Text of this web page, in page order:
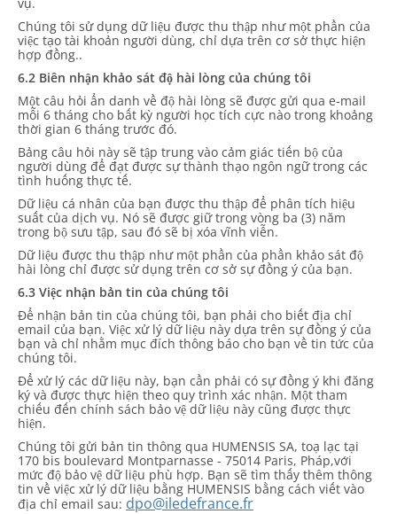
Chúng tôi sử dụng dữ liệu được thu thập như một phần của
việc tạo tài khoản người dùng, chỉ dựa trên cơ sở thực hiện
hợp đồng..
6.2 Biên nhận khảo sát độ hài lòng của chúng tôi
Một câu hỏi ẩn danh về độ hài lòng sẽ được gửi qua e-mail
mỗi 6 tháng cho bất kỳ người học tích cực nào trong khoảng
thời gian 6 tháng trước đó.
Bảng câu hỏi này sẽ tập trung vào cảm giác tiến bộ của
người dùng để đạt được sự thành thạo ngôn ngữ trong các
tình huống thực tế.
Dữ liệu cá nhân của bạn được thu thập để phân tích hiệu
suất của dịch vụ. Nó sẽ được giữ trong vòng ba (3) năm
trong bộ sưu tập, sau đó sẽ bị xóa vĩnh viễn.
Dữ liệu được thu thập như một phần của phần khảo sát độ
hài lòng chỉ được sử dụng trên cơ sở sự đồng ý của bạn.
6.3 Việc nhận bản tin của chúng tôi
Để nhận bản tin của chúng tôi, bạn phải cho biết địa chỉ
email của bạn. Việc xử lý dữ liệu này dựa trên sự đồng ý của
bạn và chỉ nhằm mục đích thông báo cho bạn về tin tức của
chúng tôi.
Để xử lý các dữ liệu này, bạn cần phải có sự đồng ý khi đăng
ký và được thực hiện theo quy trình xác nhận. Một tham
chiếu đến chính sách bảo vệ dữ liệu này cũng được thực
hiện.
Chúng tôi gửi bản tin thông qua HUMENSIS SA, toạ lạc tại
170 bis boulevard Montparnasse - 75014 Paris, Pháp,với
mức độ bảo vệ dữ liệu phù hợp. Bạn sẽ tìm thấy thêm thông
tin về việc xử lý dữ liệu bằng HUMENSIS bằng cách viết vào
địa chỉ email sau: dpo@iledefrance.fr